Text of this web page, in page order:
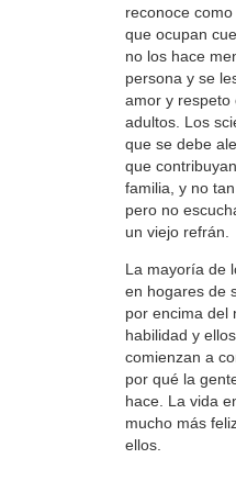
reconoce
que ocupan
no los hace
persona y se
amor y respeto
adultos. Los
que se debe
que
familia, y no
pero no
un viejo refrán.
La mayoría de
en hogares de
por encima del
habilidad y
comienzan a
por qué la
hace. La vida
mucho más
ellos.